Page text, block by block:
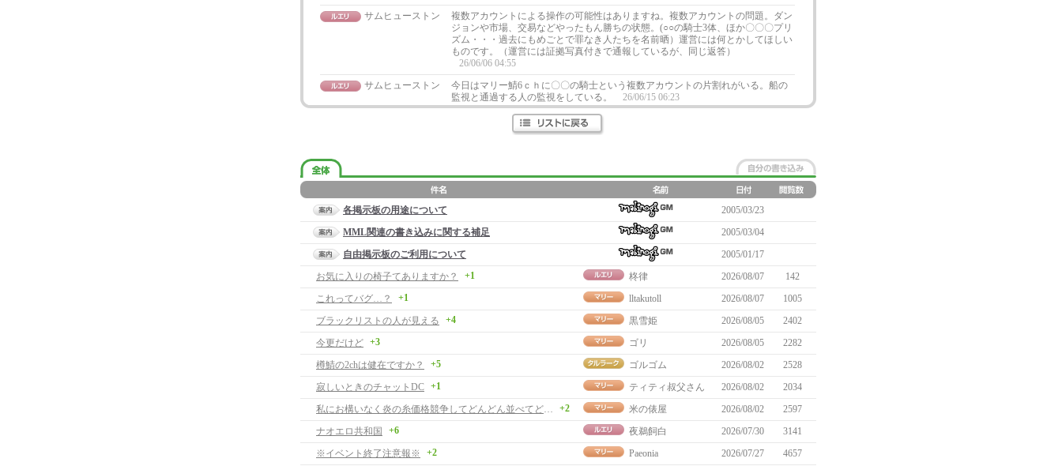
サムヒューストン
複数アカウントによる操作の可能性はありますね。複数アカウントの問題。ダン
ジョンや市場、交易などやったもん勝ちの状態。(○○の騎士3体、ほか〇〇〇プリ
ズム・・・過去にもめごとで罪なき人たちを名前晒）運営には何とかしてほしい
ものです。（運営には証拠写真付きで通報しているが、同じ返答）
26/06/06 04:55
サムヒューストン
今日はマリー鯖6ｃｈに〇〇の騎士という複数アカウントの片割れがいる。船の
監視と通過する人の監視をしている。
26/06/15 06:23
各掲示板の用途について
2005/03/23
MML関連の書き込みに関する補足
2005/03/04
自由掲示板のご利用について
2005/01/17
お気に入りの椅子てありますか？
+1 柊律 2026/08/07
142
これってバグ…？
+1 lltakutoll 2026/08/07
1005
ブラックリストの人が見える
+4 黒雪姫 2026/08/05
2402
今更だけど +3 ゴリ 2026/08/05
2282
樽鯖の2chは健在ですか？
+5 ゴルゴム 2026/08/02
2528
寂しいときのチャットDC +1 ティティ叔父さん 2026/08/02
2034
私にお構いなく炎の糸価格競争してどんどん並べてどうぞ。
+2 米の俵屋 2026/08/02
2597
ナオエロ共和国
+6 夜鵜飼白 2026/07/30
3141
※イベント終了注意報※
+2 Paeonia 2026/07/27
4657